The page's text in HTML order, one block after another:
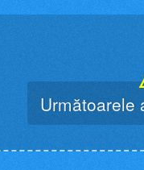
Următoarele